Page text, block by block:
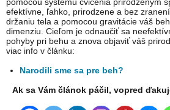
efektívne, ľahko, prirodzene a bez
držaniu tela a pomocou gravitácie váš
dimenziu. Cieľom je odnaučiť sa
pohyby pri behu a znova objaviť váš
viac info v článku:
Narodili sme sa pre beh?
Ak sa Vám článok páčil, vopred